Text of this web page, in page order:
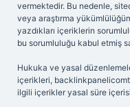
vermektedir. Bu nedenle,
veya araştırma
yazdıkları içeriklerin
bu sorumluluğu kabul etmiş
Hukuka ve yasal
içerikleri,
ilgili içerikler yasal süre